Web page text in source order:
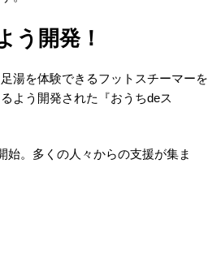
う開発！
湯を体験できるフットスチーマーを
よう開発された『おうちdeス
始。多くの人々からの支援が集ま